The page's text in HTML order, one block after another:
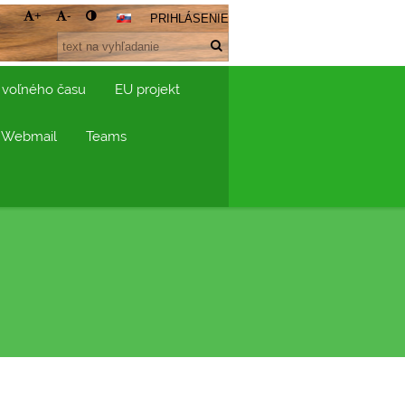
+ - PRIHLÁSENIE
času EU projekt
Webmail Teams